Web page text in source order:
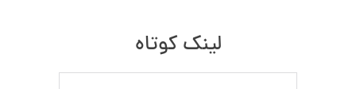
لینک کوتاه